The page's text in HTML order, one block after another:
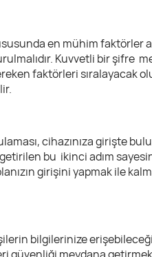
en mühim faktörler
Kuvvetli bir şifre
faktörleri sıralayacak
cihazınıza girişte
bu ikinci adım
girişini yapmak ile
bilgilerinize